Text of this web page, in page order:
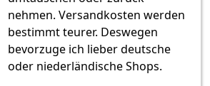
nehmen. Versandkosten werden
bestimmt teurer. Deswegen
bevorzuge ich lieber deutsche
oder niederländische Shops.